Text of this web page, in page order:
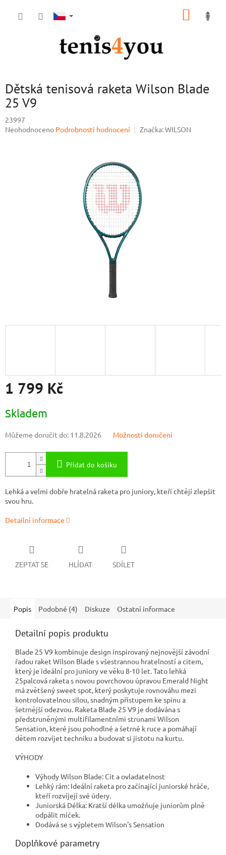
Dětská tenisová raketa Wilson Blade
25 V9
23997
Průměrné
Neohodnoceno Podrobnosti hodnocení Značka:WILSON
1 799 Kč
cena:
Skladem
Můžeme doručit do: 11.8.2026 Možnosti doručení
Přidat do košíku
Lehká a velmi dobře hratelná raketa pro juniory, kteří chtějí zlepšit
svou hru.
Detailní informace
ZEPTAT SE HLÍDAT SDÍLET
Popis Podobné (4) Diskuze Ostatní informace
Detailní popis produktu
Blade 25 V9 kombinuje design inspirovaný nejnovější závodní
řadou raket Wilson Blade s všestrannou hratelností a citem,
který je ideální pro juniory ve věku 8-10 let. Tato lehká
25palcová raketa s novou povrchovou úpravou Emerald Night
má zvětšený sweet spot, který poskytuje rovnováhu mezi
kontrolovatelnou silou, snadným přístupem ke spinu a
šetrnější odezvou. Raketa Blade 25 V9 je dodávána s
předstruněnými multifilamentními strunami Wilson
Sensation, které jsou pohodlné a šetrné k ruce a pomáhají
dětem rozvíjet techniku a budovat si jistotu na kurtu.
VÝHODY
Výhody Wilson Blade: Cit a ovladatelnost
Lehký rám: Ideální raketa pro začínající juniorské hráče,
kteří rozvíjejí své údery.
Juniorská Délka: Kratší délka umožňuje juniorům plně
odpálit míček.
Dodává se s výpletem Wilson's Sensation
Doplňkové parametry